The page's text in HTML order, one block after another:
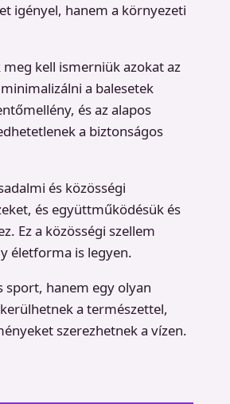
igényel, hanem a környezeti
kell ismerniük azokat az
a balesetek
és az alapos
a biztonságos
és közösségi
és együttműködésük és
Ez a közösségi szellem
életforma is legyen.
sport, hanem egy olyan
a természettel,
szerezhetnek a vízen.